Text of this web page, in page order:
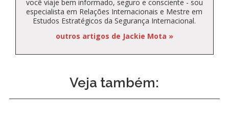
você viaje bem informado, seguro e consciente - sou
especialista em Relações Internacionais e Mestre em
Estudos Estratégicos da Segurança Internacional.
outros artigos de Jackie Mota »
Veja também: